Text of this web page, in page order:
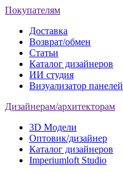
Покупателям
Доставка
Возврат/обмен
Статьи
Каталог дизайнеров
ИИ студия
Визуализатор панелей
Дизайнерам/архитекторам
3D Модели
Оптовик/дизайнер
Каталог дизайнеров
Imperiumloft Studio